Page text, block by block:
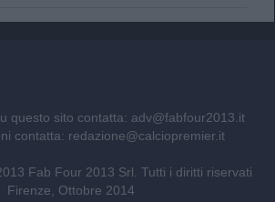
questo sito contatta: adv@fabfour2013.it
contatta: redazione@calciopremier.it
Fab Four 2013 Srl. Tutti i diritti riservati
Firenze, Ottobre 2014